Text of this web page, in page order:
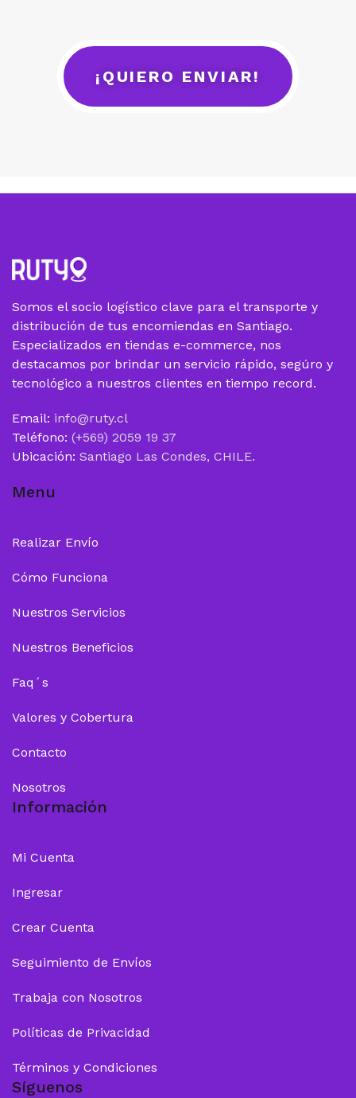
¡QUIERO ENVIAR!
Somos el socio logístico clave para el transporte y
distribución de tus encomiendas en Santiago.
Especializados en tiendas e-commerce, nos
destacamos por brindar un servicio rápido, segúro y
tecnológico a nuestros clientes en tiempo record.
Email: info@ruty.cl
Teléfono: (+569) 2059 19 37
Ubicación: Santiago Las Condes, CHILE.
Menu
Realizar Envío
Cómo Funciona
Nuestros Servicios
Nuestros Beneficios
Faq´s
Valores y Cobertura
Contacto
Nosotros
Información
Mi Cuenta
Ingresar
Crear Cuenta
Seguimiento de Envíos
Trabaja con Nosotros
Políticas de Privacidad
Términos y Condiciones
Síguenos